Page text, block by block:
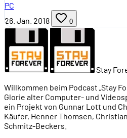
PC
26. Jan. 2018
0
Stay
Willkommen beim Podcast „Stay
Glorie alter Computer- und
ein Projekt von Gunnar Lott und
Käufer, Henner Thomsen,
Schmitz-Beckers.